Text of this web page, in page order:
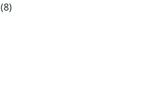
(8)